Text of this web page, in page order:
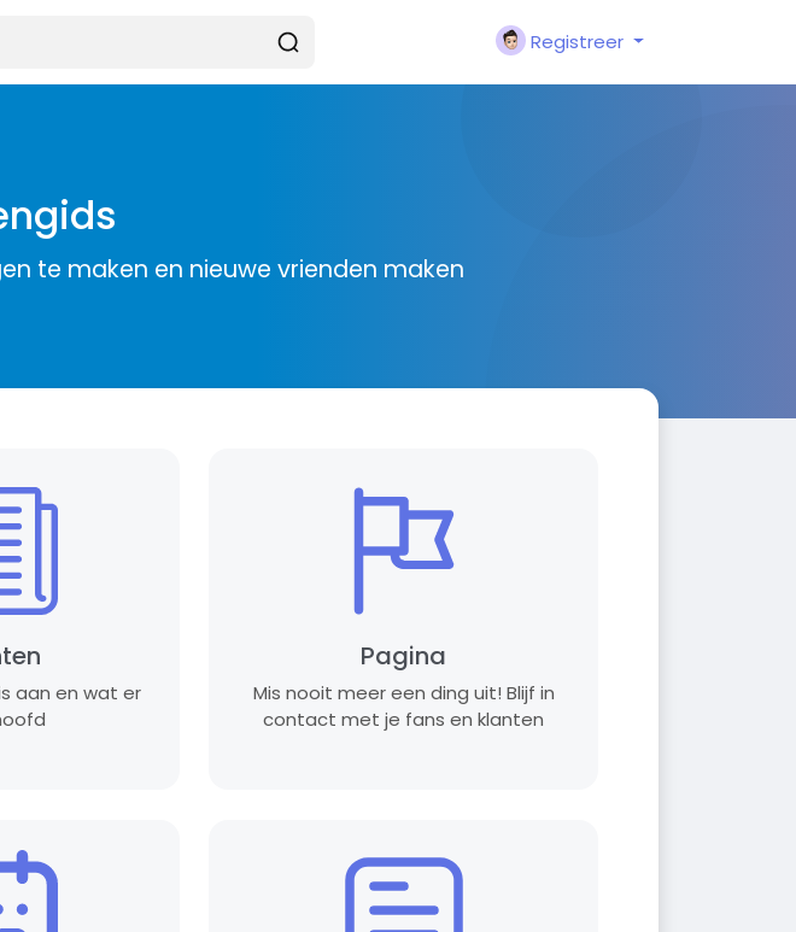
Registreer
te maken en nieuwe vrienden maken
aan en wat er
Pagina
Mis nooit meer een ding uit! Blijf in
contact met je fans en klanten